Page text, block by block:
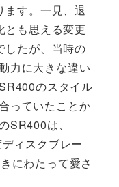
ます。一見、退
とも思える変更
したが、当時の
力に大きな違い
のスタイル
っていたことか
SR400は、
ィスクブレー
にわたって愛さ